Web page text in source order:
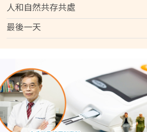
人和自然共存共處
最後一天